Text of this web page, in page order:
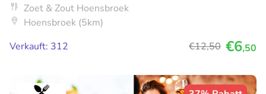
Zoet & Zout Hoensbroek
Hoensbroek (5km)
Verkauft: 312
€12,50 €6,50